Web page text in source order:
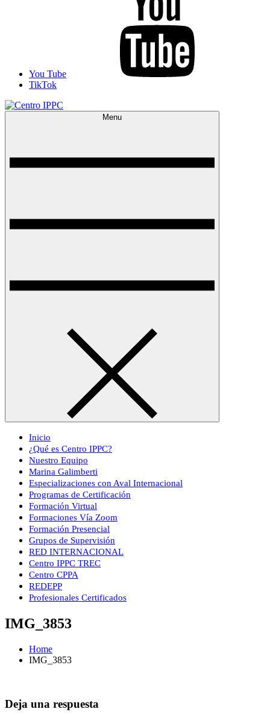
You Tube
TikTok
Menu
Inicio
¿Qué es Centro IPPC?
Nuestro Equipo
Marina Galimberti
Especializaciones con Aval Internacional
Programas de Certificación
Formación Virtual
Formaciones Vía Zoom
Formación Presencial
Grupos de Supervisión
RED INTERNACIONAL
Centro IPPC TREC
Centro CPPA
REDEPP
Profesionales Certificados
IMG_3853
Home
IMG_3853
Deja una respuesta